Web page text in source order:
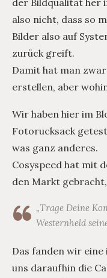
der Bildqualität her
also nicht, dass so
Bilder also auf
zurück greift.
Damit hat man
erstellen, aber
Wir haben hier im
Fotorucksack
was ganz anderes.
Cosyspeed hat mit
den Markt
„Trage Deine
Westernheld
Das fanden wir eine
uns daraufhin die